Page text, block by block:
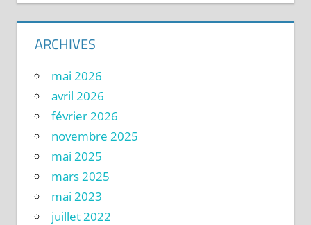
ARCHIVES
mai 2026
avril 2026
février 2026
novembre 2025
mai 2025
mars 2025
mai 2023
juillet 2022